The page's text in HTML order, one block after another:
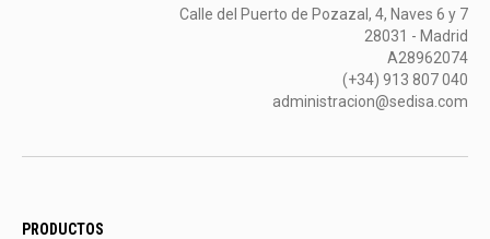
Calle del Puerto de Pozazal, 4, Naves 6 y 7
28031 - Madrid
A28962074
(+34) 913 807 040
administracion@sedisa.com
PRODUCTOS